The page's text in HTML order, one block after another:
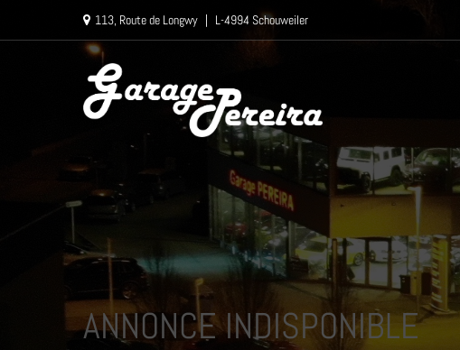
113, Route de Longwy | L-4994 Schouweiler
ANNONCE INDISPONIBLE